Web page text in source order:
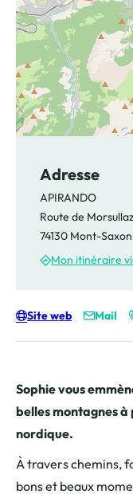
Sophie vous
belles montagnes
nordique.
À travers chemins,
bons et beaux
Adresse
APIRANDO
Route de Morsullaz
74130 Mont-
Mon itinéraire
Site web Mail